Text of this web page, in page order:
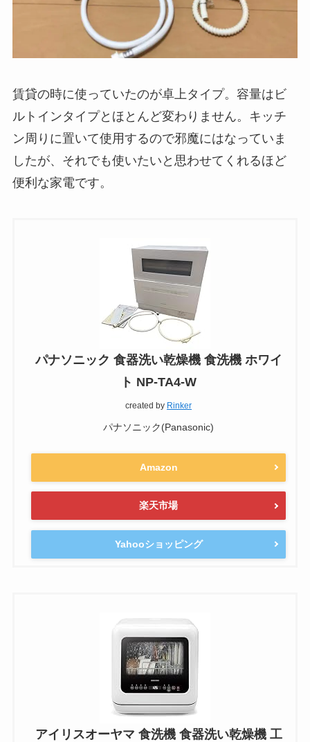
賃貸の時に使っていたのが卓上タイプ。容量はビ
ルトインタイプとほとんど変わりません。キッチ
ン周りに置いて使用するので邪魔にはなっていま
したが、それでも使いたいと思わせてくれるほど
便利な家電です。
パナソニック 食器洗い乾燥機 食洗機 ホワイ
ト NP-TA4-W
created by Rinker
パナソニック(Panasonic)
Amazon
楽天市場
Yahooショッピング
アイリスオーヤマ 食洗機 食器洗い乾燥機 工